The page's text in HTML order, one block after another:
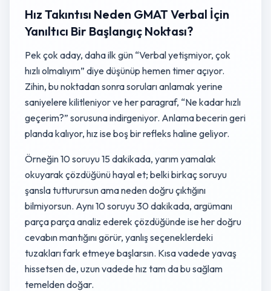
Hız Takıntısı Neden GMAT Verbal İçin
Yanıltıcı Bir Başlangıç Noktası?
Pek çok aday, daha ilk gün “Verbal yetişmiyor, çok
hızlı olmalıyım” diye düşünüp hemen timer açıyor.
Zihin, bu noktadan sonra soruları anlamak yerine
saniyelere kilitleniyor ve her paragraf, “Ne kadar hızlı
geçerim?” sorusuna indirgeniyor. Anlama becerin geri
planda kalıyor, hız ise boş bir refleks haline geliyor.
Örneğin 10 soruyu 15 dakikada, yarım yamalak
okuyarak çözdüğünü hayal et; belki birkaç soruyu
şansla tutturursun ama neden doğru çıktığını
bilmiyorsun. Aynı 10 soruyu 30 dakikada, argümanı
parça parça analiz ederek çözdüğünde ise her doğru
cevabın mantığını görür, yanlış seçeneklerdeki
tuzakları fark etmeye başlarsın. Kısa vadede yavaş
hissetsen de, uzun vadede hız tam da bu sağlam
temelden doğar.